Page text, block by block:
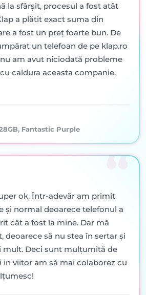
la sfârșit, procesul a fost atât
a plătit exact suma din
a fost un preț foarte bun. De
un telefoan de pe klap.ro
am avut niciodată probleme
caldura aceasta companie.
Fantastic Purple
ok. Într-adevăr am primit
şi normal deoarece telefonul a
cât a fost la mine. Dar mă
deoarece să nu stea în sertar şi
mult. Deci sunt mulţumită de
in viitor am să mai colaborez cu